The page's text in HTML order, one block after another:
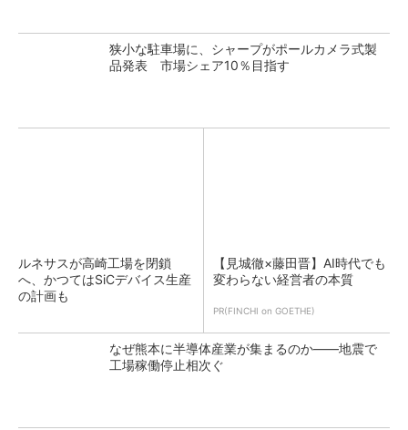
狭小な駐車場に、シャープがポールカメラ式製
品発表 市場シェア10％目指す
ルネサスが高崎工場を閉鎖
へ、かつてはSiCデバイス生産
の計画も
【見城徹×藤田晋】AI時代でも
変わらない経営者の本質
PR(FINCHI on GOETHE)
なぜ熊本に半導体産業が集まるのか――地震で
工場稼働停止相次ぐ